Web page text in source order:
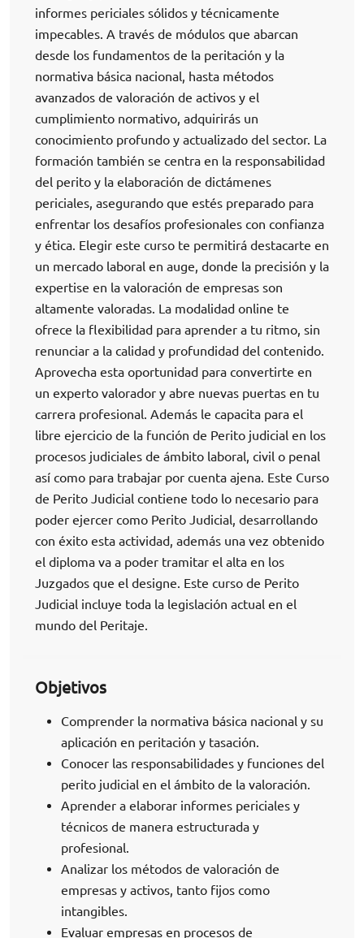
informes periciales sólidos y técnicamente
impecables. A través de módulos que abarcan
desde los fundamentos de la peritación y la
normativa básica nacional, hasta métodos
avanzados de valoración de activos y el
cumplimiento normativo, adquirirás un
conocimiento profundo y actualizado del sector. La
formación también se centra en la responsabilidad
del perito y la elaboración de dictámenes
periciales, asegurando que estés preparado para
enfrentar los desafíos profesionales con confianza
y ética. Elegir este curso te permitirá destacarte en
un mercado laboral en auge, donde la precisión y la
expertise en la valoración de empresas son
altamente valoradas. La modalidad online te
ofrece la flexibilidad para aprender a tu ritmo, sin
renunciar a la calidad y profundidad del contenido.
Aprovecha esta oportunidad para convertirte en
un experto valorador y abre nuevas puertas en tu
carrera profesional. Además le capacita para el
libre ejercicio de la función de Perito judicial en los
procesos judiciales de ámbito laboral, civil o penal
así como para trabajar por cuenta ajena. Este Curso
de Perito Judicial contiene todo lo necesario para
poder ejercer como Perito Judicial, desarrollando
con éxito esta actividad, además una vez obtenido
el diploma va a poder tramitar el alta en los
Juzgados que el designe. Este curso de Perito
Judicial incluye toda la legislación actual en el
mundo del Peritaje.
Objetivos
Comprender la normativa básica nacional y su
aplicación en peritación y tasación.
Conocer las responsabilidades y funciones del
perito judicial en el ámbito de la valoración.
Aprender a elaborar informes periciales y
técnicos de manera estructurada y
profesional.
Analizar los métodos de valoración de
empresas y activos, tanto fijos como
intangibles.
Evaluar empresas en procesos de